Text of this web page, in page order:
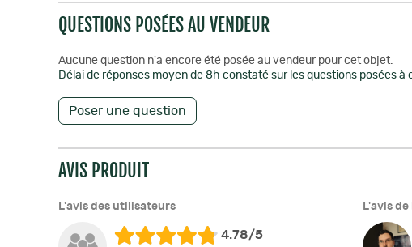
QUESTIONS POSÉES AU VENDEUR
Aucune question n'a encore été posée au vendeur pour cet objet.
Délai de réponses moyen de 8h constaté sur les questions posées à
Poser une question
AVIS PRODUIT
L'avis des utilisateurs
4.78/5
L'avis